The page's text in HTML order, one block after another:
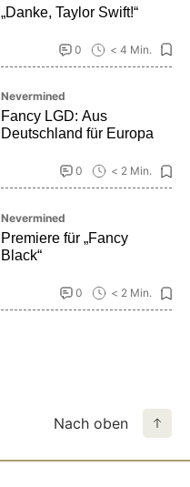
„Danke, Taylor Swift!“
0 < 4 Min.
Nevermined
Fancy LGD: Aus
Deutschland für Europa
0 < 2 Min.
Nevermined
Premiere für „Fancy
Black“
0 < 2 Min.
Nach oben